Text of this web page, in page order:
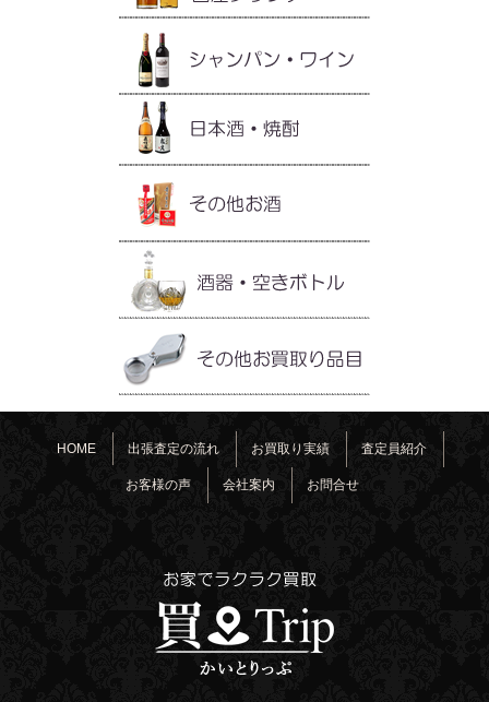
HOME 出張査定の流れ お買取り実績 査定員紹介
お客様の声 会社案内 お問合せ